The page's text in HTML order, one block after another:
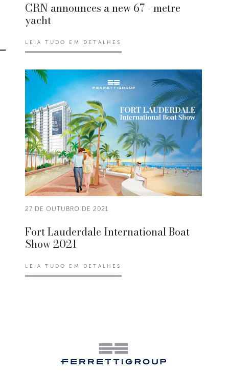
CRN announces a new 67 - metre
yacht
LEIA TUDO EM DETALHES
27 DE OUTUBRO DE 2021
Fort Lauderdale International Boat
Show 2021
LEIA TUDO EM DETALHES